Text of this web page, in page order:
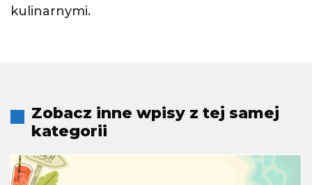
kulinarnymi.
Zobacz inne wpisy z tej samej
kategorii